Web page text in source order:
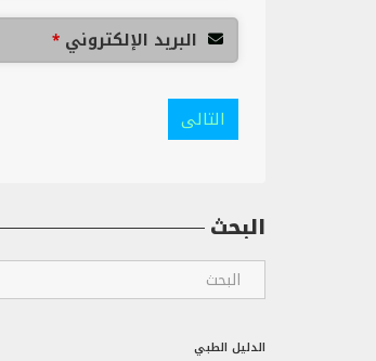
البريد الإلكتروني *
التالى
البحث
الدليل الطبي